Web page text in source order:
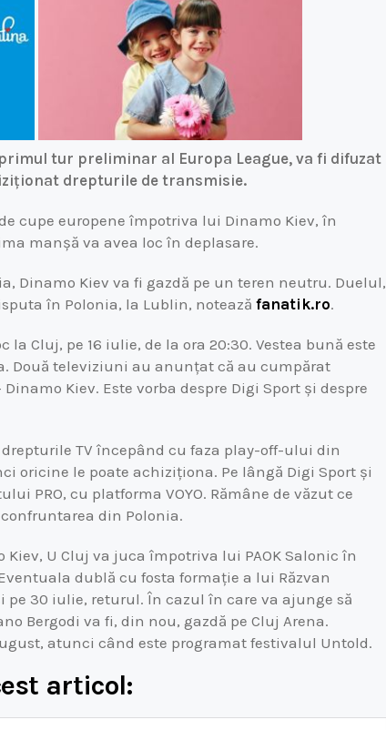
tur preliminar al Europa League, va fi difuzat
drepturile de transmisie.
cupe europene împotriva lui Dinamo Kiev, în
manșă va avea loc în deplasare.
Dinamo Kiev va fi gazdă pe un teren neutru. Duelul,
în Polonia, la Lublin, notează fanatik.ro.
Cluj, pe 16 iulie, de la ora 20:30. Vestea bună este
Două televiziuni au anunțat că au cumpărat
Kiev. Este vorba despre Digi Sport și despre
TV începând cu faza play-off-ului din
oricine le poate achiziționa. Pe lângă Digi Sport și
PRO, cu platforma VOYO. Rămâne de văzut ce
din Polonia.
U Cluj va juca împotriva lui PAOK Salonic în
dublă cu fosta formație a lui Răzvan
pe 30 iulie, returul. În cazul în care va ajunge să
Bergodi va fi, din nou, gazdă pe Cluj Arena.
atunci când este programat festivalul Untold.
articol: